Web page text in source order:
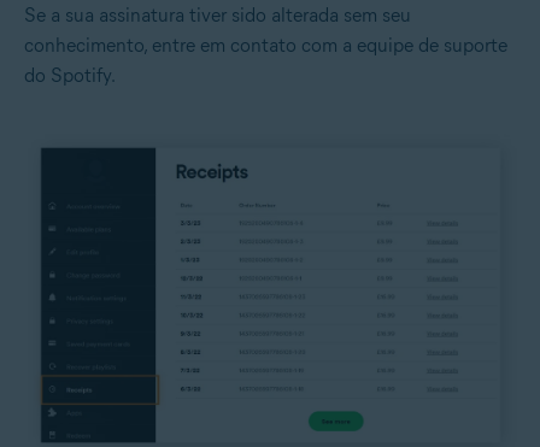
Se a sua assinatura tiver sido alterada sem seu
conhecimento, entre em contato com a equipe de suporte
do Spotify.